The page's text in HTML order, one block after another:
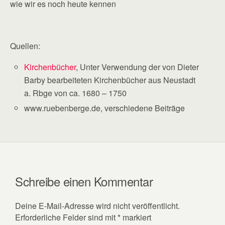
wie wir es noch heute kennen
Quellen:
Kirchenbücher, Unter Verwendung der von Dieter
Barby bearbeiteten Kirchenbücher aus Neustadt
a. Rbge von ca. 1680 – 1750
www.ruebenberge.de, verschiedene Beiträge
Schreibe einen Kommentar
Deine E-Mail-Adresse wird nicht veröffentlicht.
Erforderliche Felder sind mit * markiert